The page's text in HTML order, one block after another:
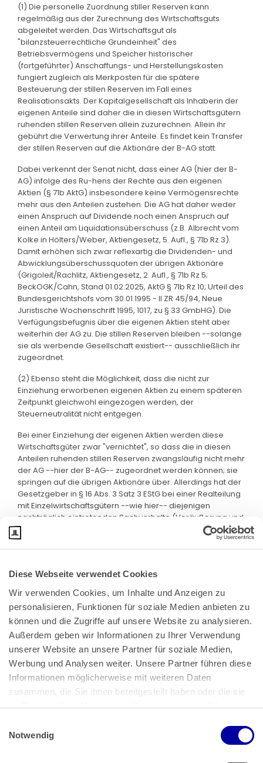
Diese Webseite verwendet Cookies
Wir verwenden Cookies, um Inhalte und Anzeigen zu
personalisieren, Funktionen für soziale Medien anbieten zu
können und die Zugriffe auf unsere Website zu analysieren.
Außerdem geben wir Informationen zu Ihrer Verwendung
unserer Website an unsere Partner für soziale Medien,
Werbung und Analysen weiter. Unsere Partner führen diese
Informationen möglicherweise mit weiteren Daten
zusammen, die Sie ihnen bereitgestellt haben oder die sie
im Rahmen Ihrer Nutzung der Dienste gesammelt haben.
Impressum
Notwendig
(1) Die personelle Zuordnung stiller Reserven kann
regelmäßig aus der Zurechnung des Wirtschaftsguts
abgeleitet werden. Das Wirtschaftsgut als
"bilanzsteuerrechtliche Grundeinheit" des
Betriebsvermögens und Speicher historischer
(fortgeführter) Anschaffungs- und Herstellungskosten
fungiert zugleich als Merkposten für die spätere
Besteuerung der stillen Reserven im Fall eines
Realisationsakts. Der Kapitalgesellschaft als Inhaberin der
eigenen Anteile sind daher die in diesen Wirtschaftsgütern
ruhenden stillen Reserven allein zuzurechnen. Allein ihr
gebührt die Verwertung ihrer Anteile. Es findet kein Transfer
der stillen Reserven auf die Aktionäre der B-AG statt.
Dabei verkennt der Senat nicht, dass einer AG (hier der B-
AG) infolge des Ru-hens der Rechte aus den eigenen
Aktien (§ 71b AktG) insbesondere keine Vermögensrechte
mehr aus den Anteilen zustehen. Die AG hat daher weder
einen Anspruch auf Dividende noch einen Anspruch auf
einen Anteil am Liquidationsüberschuss (z.B. Albrecht vom
Kolke in Hölters/Weber, Aktiengesetz, 5. Aufl., § 71b Rz 3).
Damit erhöhen sich zwar reflexartig die Dividenden- und
Abwicklungsüberschussquoten der übrigen Aktionäre
(Grigoleit/Rachlitz, Aktiengesetz, 2. Aufl., § 71b Rz 5;
BeckOGK/Cahn, Stand 01.02.2025, AktG § 71b Rz 10; Urteil des
Bundesgerichtshofs vom 30.01.1995 - II ZR 45/94, Neue
Juristische Wochenschrift 1995, 1017, zu § 33 GmbHG). Die
Verfügungsbefugnis über die eigenen Aktien steht aber
weiterhin der AG zu. Die stillen Reserven bleiben --solange
sie als werbende Gesellschaft existiert-- ausschließlich ihr
zugeordnet.
(2) Ebenso steht die Möglichkeit, dass die nicht zur
Einziehung erworbenen eigenen Aktien zu einem späteren
Zeitpunkt gleichwohl eingezogen werden, der
Steuerneutralität nicht entgegen.
Bei einer Einziehung der eigenen Aktien werden diese
Wirtschaftsgüter zwar "vernichtet", so dass die in diesen
Anteilen ruhenden stillen Reserven zwangsläufig nicht mehr
der AG --hier der B-AG-- zugeordnet werden können; sie
springen auf die übrigen Aktionäre über. Allerdings hat der
Gesetzgeber in § 16 Abs. 3 Satz 3 EStG bei einer Realteilung
mit Einzelwirtschaftsgütern --wie hier-- diejenigen
nachträglich eintretenden Sachverhalte (Veräußerung und
Entnahme) beschrieben, die zu einem rückwirkenden
Ansatz des gemeinen Werts führen. Danach kann allein der
Umstand, dass die in den übertragenen
einem nach der Realteilung eintretenden (sonstigen)
Vorgang betroffen werden, nicht die Steuerneutralität der
Übertragung der Abfindungsgüter rückwirkend beseitigen.
5. Auch die weitere Voraussetzung einer steuerneutralen
Realteilung, die Sicherstellung der Besteuerung der stillen
Reserven, ist gegeben.
a) Nach § 16 Abs. 3 Satz 2 EStG ist die Buchwertfortführung
nur zulässig, sofern die Besteuerung der stillen Reserven
sichergestellt ist. Dies erfordert, dass auch nach der